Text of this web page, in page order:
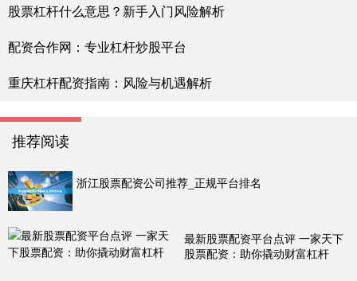
股票杠杆什么意思？新手入门风险解析
配资合作网：专业杠杆炒股平台
重庆杠杆配资指南：风险与机遇解析
推荐阅读
浙江股票配资公司推荐_正规平台排名
最新股票配资平台点评 一家天下
股票配资：助你撬动财富杠杆